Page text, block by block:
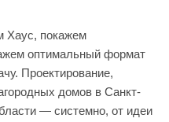
Хаус, покажем
оптимальный формат
Проектирование,
домов в Санкт-
— системно, от идеи